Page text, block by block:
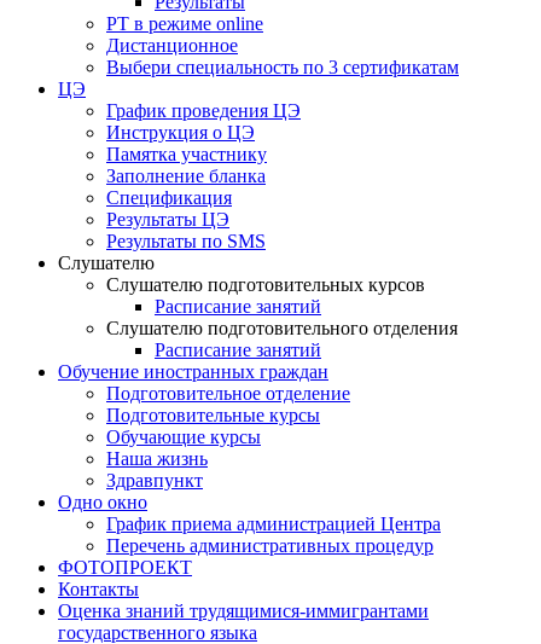
РТ в режиме online
Дистанционное
Выбери специальность по 3 сертификатам
ЦЭ
График проведения ЦЭ
Инструкция о ЦЭ
Памятка участнику
Заполнение бланка
Спецификация
Результаты ЦЭ
Результаты по SMS
Слушателю
Слушателю подготовительных курсов
Расписание занятий
Слушателю подготовительного отделения
Расписание занятий
Обучение иностранных граждан
Подготовительное отделение
Подготовительные курсы
Обучающие курсы
Наша жизнь
Здравпункт
Одно окно
График приема администрацией Центра
Перечень административных процедур
ФОТОПРОЕКТ
Контакты
Оценка знаний трудящимися-иммигрантами
государственного языка